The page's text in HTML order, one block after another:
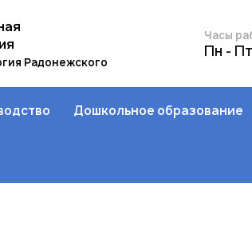
Радонежского
Часы
Пн -
Дошкольное образование